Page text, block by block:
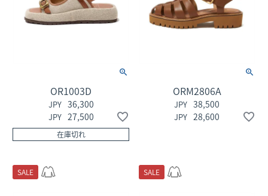
OR1003D
36,300
27,500
在庫切れ
ORM2806A
38,500
28,600
SALE SALE